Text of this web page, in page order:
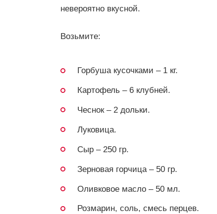
невероятно вкусной.
Возьмите:
Горбуша кусочками – 1 кг.
Картофель – 6 клубней.
Чеснок – 2 дольки.
Луковица.
Сыр – 250 гр.
Зерновая горчица – 50 гр.
Оливковое масло – 50 мл.
Розмарин, соль, смесь перцев.